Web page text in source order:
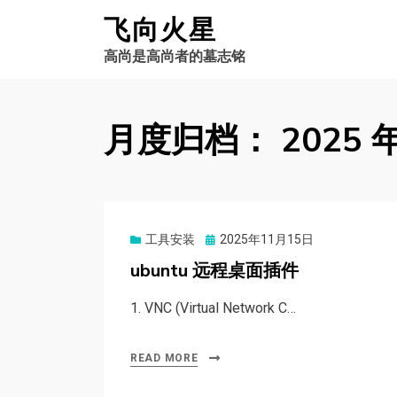
飞向火星
高尚是高尚者的墓志铭
月度归档： 2025
工具安装
Posted
on
2025年11月15日
ubuntu 远程桌面插件
1. VNC (Virtual Network C…
READ MORE